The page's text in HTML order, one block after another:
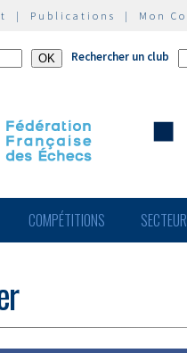
| Publications | Mon
Rechercher un club
COMPÉTITIONS